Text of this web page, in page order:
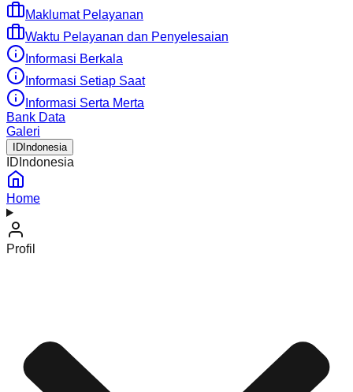
Maklumat Pelayanan
Waktu Pelayanan dan Penyelesaian
Informasi Berkala
Informasi Setiap Saat
Informasi Serta Merta
Bank Data
Galeri
ID Indonesia
ID Indonesia
Home
Profil